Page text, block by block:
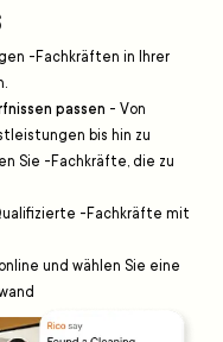
-Fachkräften in Ihrer
passen - Von
bis hin zu
Sie -Fachkräfte, die zu
-Fachkräfte mit
und wählen Sie eine